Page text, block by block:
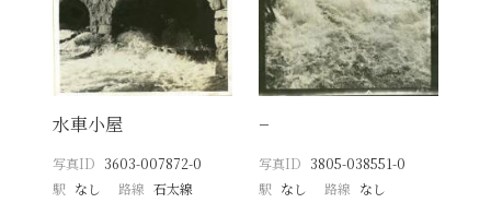
水車小屋
写真ID 3603-007872-0
駅 なし 路線 石太線
−
写真ID 3805-038551-0
駅 なし 路線 なし